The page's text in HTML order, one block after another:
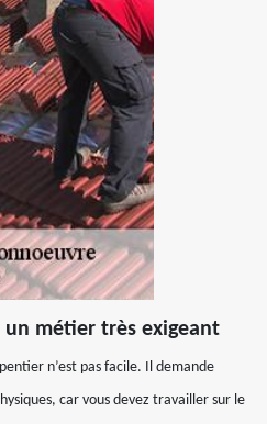
métier très exigeant
n’est pas facile. Il demande
car vous devez travailler sur le